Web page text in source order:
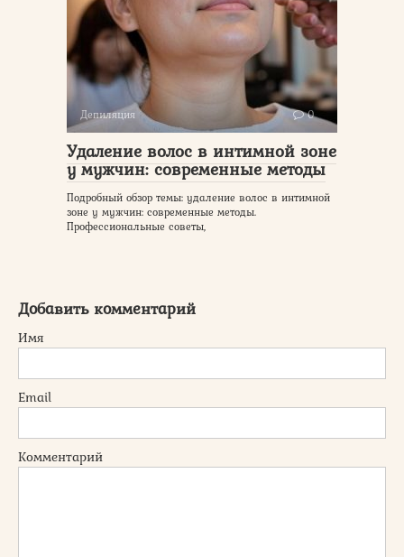
Депиляция 0
Удаление волос в интимной зоне
у мужчин: современные методы
Подробный обзор темы: удаление волос в интимной
зоне у мужчин: современные методы.
Профессиональные советы,
Добавить комментарий
Имя
Email
Комментарий